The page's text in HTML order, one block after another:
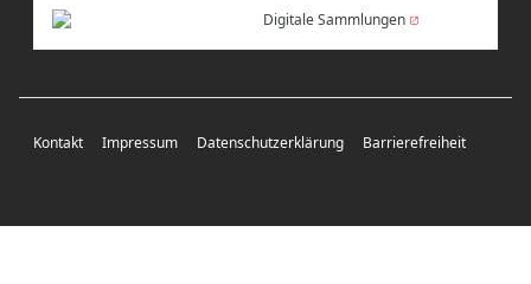
Digitale Sammlungen
Kontakt Impressum Datenschutzerklärung Barrierefreiheit